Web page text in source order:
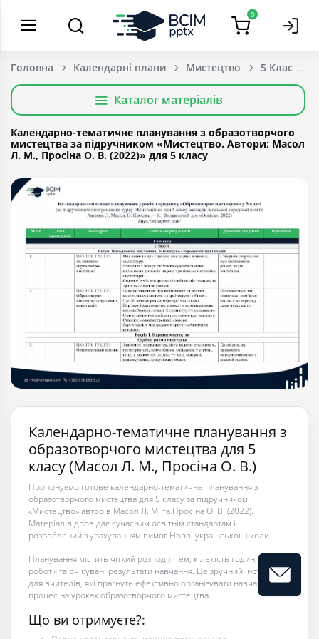
0
Головна Календарні плани Мистецтво 5 Клас
Каталог матеріалів
Календарно-тематичне планування з образотворчого
мистецтва за підручником «Мистецтво. Автори: Масол
Л. М., Просіна О. В. (2022)» для 5 класу
Календарно-тематичне планування з
образотворчого мистецтва для 5
класу (Масол Л. М., Просіна О. В.)
Пропонуємо готове календарно-тематичне планування з
образотворчого мистецтва для 5 класу за підручником
«Мистецтво» авторів Масол Л. М. та Просіна О. В. (2022).
Матеріал відповідає сучасним освітнім стандартам і
розроблений з урахуванням вимог Нової української школи.
Планування містить чіткий розподіл тем, кількість годин, форми
роботи та очікувані результати навчання. Це зручний інструмент
для вчителів, які прагнуть ефективно організувати навчальний
процес на уроках образотворчого мистецтва.
Що ви отримуєте?: